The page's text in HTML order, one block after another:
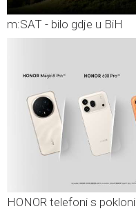
m:SAT - bilo gdje u BiH
HONOR telefoni s